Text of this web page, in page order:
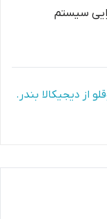
سیستم
از دیجیکالا بندر.